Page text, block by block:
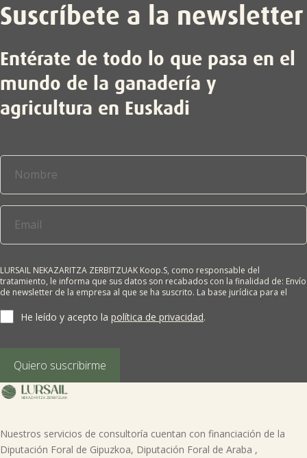
Suscríbete a la newsletter
Entérate de todo lo que pasa en el
mundo de la ganadería y
agricultura en Euskadi
LURSAIL NEKAZARITZA ZERBITZUAK Koop.S, como responsable del
tratamiento, le informa que sus datos son recabados con la finalidad de: Envío
de newsletter de la empresa al que se ha suscrito. La base jurídica para el
terceros salvo obligación legal. Cualquier persona tiene derecho a solicitar el
acceso, rectificación, supresión, limitación del tratamiento, oposición o
lursail@lursailkoop.eus. Puede obtener información adicional en nuestra
página web.
He leído y acepto la política de privacidad.
Quiero suscribirme
Nuestros servicios de consultoría cuentan con financiación de la
Diputación Foral de Gipuzkoa, Diputación Foral de Araba ,